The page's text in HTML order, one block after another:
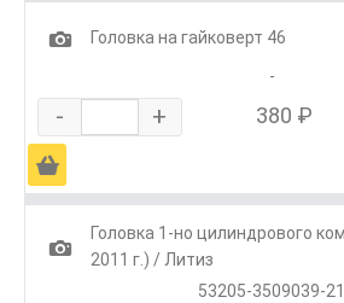
1
Головка на гайковерт 46
-
- + 380 ₽
Ä
1
Головка 1-но цилиндрового
2011 г.) / Литиз
53205-3509039-21